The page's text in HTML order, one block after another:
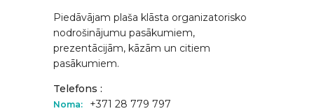
Piedāvājam plaša klāsta organizatorisko
nodrošinājumu pasākumiem,
prezentācijām, kāzām un citiem
pasākumiem.
Telefons :
Noma: +371 28 779 797